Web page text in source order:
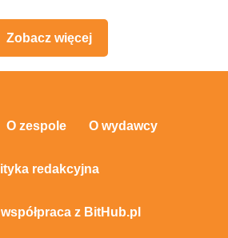
Zobacz więcej
O zespole O wydawcy
redakcyjna
z BitHub.pl